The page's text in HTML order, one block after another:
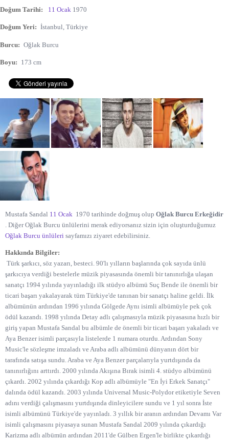
Doğum Tarihi: 11 Ocak 1970
Doğum Yeri: İstanbul, Türkiye
Burcu: Oğlak Burcu
Boyu: 173 cm
Mustafa Sandal 11 Ocak 1970 tarihinde doğmuş olup Oğlak Burcu Erkeğidir
. Diğer Oğlak Burcu ünlülerini merak ediyorsanız sizin için oluşturduğumuz
Oğlak Burcu ünlüleri sayfamızı ziyaret edebilirsiniz.
Hakkında Bilgiler:
Türk şarkıcı, söz yazarı, besteci. 90'lı yılların başlarında çok sayıda ünlü
şarkıcıya verdiği bestelerle müzik piyasasında önemli bir tanınırlığa ulaşan
sanatçı 1994 yılında yayınladığı ilk stüdyo albümü Suç Bende ile önemli bir
ticari başarı yakalayarak tüm Türkiye'de tanınan bir sanatçı haline geldi. İlk
albümünün ardından 1996 yılında Gölgede Aynı isimli albümüyle pek çok
ödül kazandı. 1998 yılında Detay adlı çalışmasıyla müzik piyasasına hızlı bir
giriş yapan Mustafa Sandal bu albümle de önemli bir ticari başarı yakaladı ve
Aya Benzer isimli parçasıyla listelerde 1 numara oturdu. Ardından Sony
Music'le sözleşme imzaladı ve Araba adlı albümünü dünyanın dört bir
tarafında satışa sundu. Araba ve Aya Benzer parçalarıyla yurtdışında da
tanınırlığını arttırdı. 2000 yılında Akışına Bırak isimli 4. stüdyo albümünü
çıkardı. 2002 yılında çıkardığı Kop adlı albümüyle "En İyi Erkek Sanatçı"
dalında ödül kazandı. 2003 yılında Universal Music-Polydor etiketiyle Seven
adını verdiği çalışmasını yurtdışında dinleyicilere sundu ve 1 yıl sonra İste
isimli albümünü Türkiye'de yayınladı. 3 yıllık bir aranın ardından Devamı Var
isimli çalışmasını piyasaya sunan Mustafa Sandal 2009 yılında çıkardığı
Karizma adlı albümün ardından 2011'de Gülben Ergen'le birlikte çıkardığı